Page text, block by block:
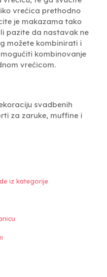
vrećica prethodno
je makazama tako
pazite da nastavak ne
možete kombinirati i
kombinovanje
vrećicom.
svadbenih
za zaruke, muffine i
iz kategorije